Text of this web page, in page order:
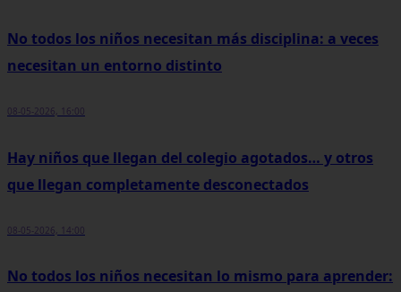
No todos los niños necesitan más disciplina: a veces
necesitan un entorno distinto
08-05-2026, 16:00
Hay niños que llegan del colegio agotados… y otros
que llegan completamente desconectados
08-05-2026, 14:00
No todos los niños necesitan lo mismo para aprender: